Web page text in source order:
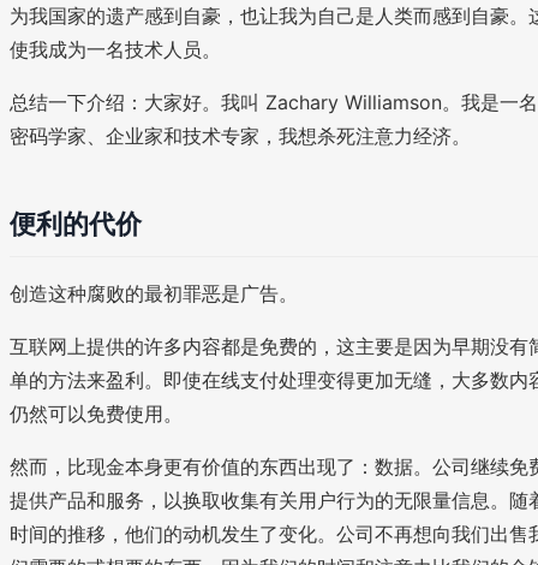
为我国家的遗产感到自豪，也让我为自己是人类而感到自豪。
使我成为一名技术人员。
总结一下介绍：大家好。我叫 Zachary Williamson。我是一名
密码学家、企业家和技术专家，我想杀死注意力经济。
便利的代价
创造这种腐败的最初罪恶是广告。
互联网上提供的许多内容都是免费的，这主要是因为早期没有
单的方法来盈利。即使在线支付处理变得更加无缝，大多数内
仍然可以免费使用。
然而，比现金本身更有价值的东西出现了：数据。公司继续免
提供产品和服务，以换取收集有关用户行为的无限量信息。随
时间的推移，他们的动机发生了变化。公司不再想向我们出售